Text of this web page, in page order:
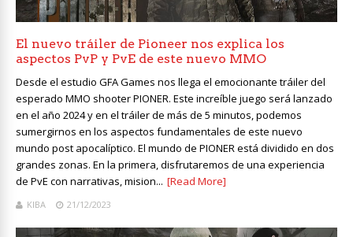
El nuevo tráiler de Pioneer nos explica los
aspectos PvP y PvE de este nuevo MMO
Desde el estudio GFA Games nos llega el emocionante tráiler del
esperado MMO shooter PIONER. Este increíble juego será lanzado
en el año 2024 y en el tráiler de más de 5 minutos, podemos
sumergirnos en los aspectos fundamentales de este nuevo
mundo post apocalíptico. El mundo de PIONER está dividido en dos
grandes zonas. En la primera, disfrutaremos de una experiencia
de PvE con narrativas, mision... [Read More]
KIBA 21/12/2023